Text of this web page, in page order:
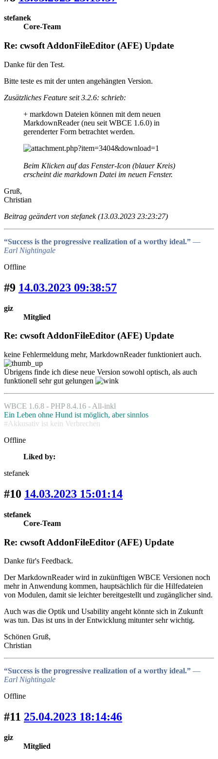
stefanek
Core-Team
Re: cwsoft AddonFileEditor (AFE) Update
Danke für den Test.
Bitte teste es mit der unten angehängten Version.
Zusätzliches Feature seit 3.2.6: schrieb:
+ markdown Dateien können mit dem neuen
MarkdownReader (neu seit WBCE 1.6.0) in
gerenderter Form betrachtet werden.
Beim Klicken auf das Fenster-Icon (blauer Kreis)
erscheint die markdown Datei im neuen Fenster.
Gruß,
Christian
Beitrag geändert von stefanek (13.03.2023 23:23:27)
“Success is the progressive realization of a worthy ideal.” ―
Earl Nightingale
Offline
#9 14.03.2023 09:38:57
giz
Mitglied
Re: cwsoft AddonFileEditor (AFE) Update
keine Fehlermeldung mehr, MarkdownReader funktioniert auch.
Übrigens finde ich diese neue Version sowohl optisch, als auch
funktionell sehr gut gelungen
WBCE 1.6.8 - PHP 8.4.16 - All-inkl
Ein Leben ohne Hund ist möglich, aber sinnlos
#Akkusativ ist kein Verbrechen
Offline
Liked by:
stefanek
#10 14.03.2023 15:01:14
stefanek
Core-Team
Re: cwsoft AddonFileEditor (AFE) Update
Danke für's Feedback.
Der MarkdownReader wird in zukünftigen WBCE Versionen noch
mehr in Anwendung kommen, hauptsächlich für die Hilfedateien
von Modulen, damit sie leichter bereitgestellt und zugänglicher sind.
Auch was die Optik und Usability angeht könnte sich in Zukunft
was tun. Das ist uns in der Entwicklung mitunter sehr wichtig.
Schönen Gruß,
Christian
“Success is the progressive realization of a worthy ideal.” ―
Earl Nightingale
Offline
#11 25.04.2023 18:14:46
giz
Mitglied